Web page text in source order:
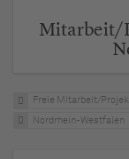
Mitarbeit/
Freie Mitarbeit/
Nordrhein-Westfalen